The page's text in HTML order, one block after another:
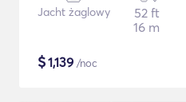
Jacht żaglowy
52 ft
16 m
$1,139 /noc